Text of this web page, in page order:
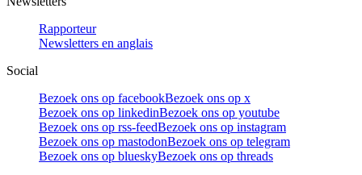
Rapporteur
Newsletters en anglais
Social
Bezoek ons op facebookBezoek ons op x
Bezoek ons op linkedinBezoek ons op youtube
Bezoek ons op rss-feedBezoek ons op instagram
Bezoek ons op mastodonBezoek ons op telegram
Bezoek ons op blueskyBezoek ons op threads